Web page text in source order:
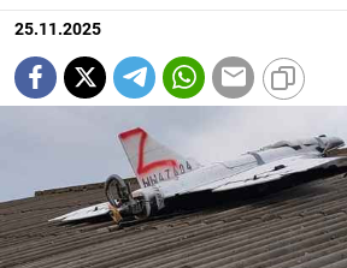
25.11.2025